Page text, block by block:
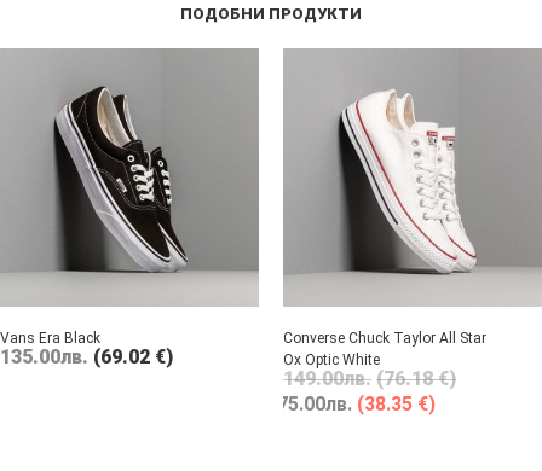
ПОДОБНИ ПРОДУКТИ
Vans Era Black
135.00лв. (69.02 €)
Converse Chuck Taylor All Star
Ox Optic White
149.00лв. (76.18 €)
75.00лв. (38.35 €)